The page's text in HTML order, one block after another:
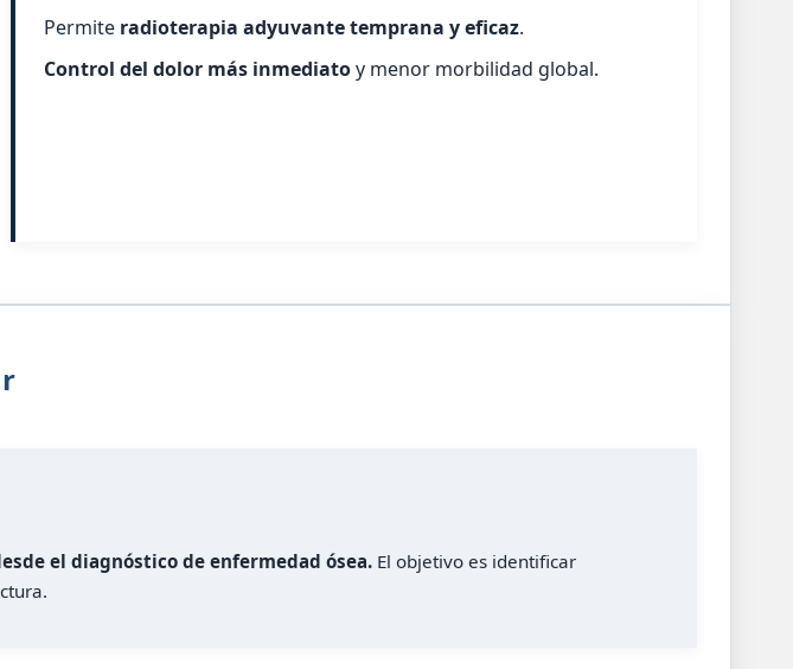
Permite radioterapia adyuvante temprana y eficaz.
Control del dolor más inmediatoy menor morbilidad global.
el diagnóstico de enfermedad ósea. El objetivo es identificar